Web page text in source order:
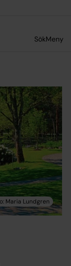
SökMeny